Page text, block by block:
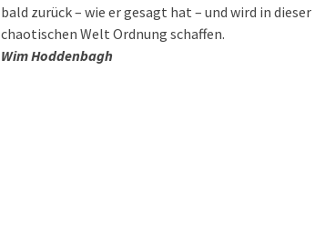
bald zurück – wie er gesagt hat – und wird in dieser
chaotischen Welt Ordnung schaffen.
Wim Hoddenbagh